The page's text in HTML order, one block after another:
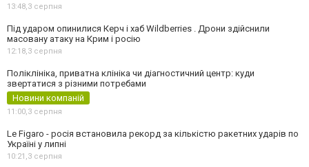
13:48,3 серпня
Під ударом опинилися Керч і хаб Wildberries . Дрони здійснили
масовану атаку на Крим і росію
12:18,3 серпня
Поліклініка, приватна клініка чи діагностичний центр: куди
звертатися з різними потребами
Новини компаній
11:00,3 серпня
Le Figaro - росія встановила рекорд за кількістю ракетних ударів по
Україні у липні
10:21,3 серпня